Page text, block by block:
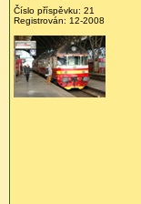
Číslo příspěvku: 21
Registrován: 12-2008